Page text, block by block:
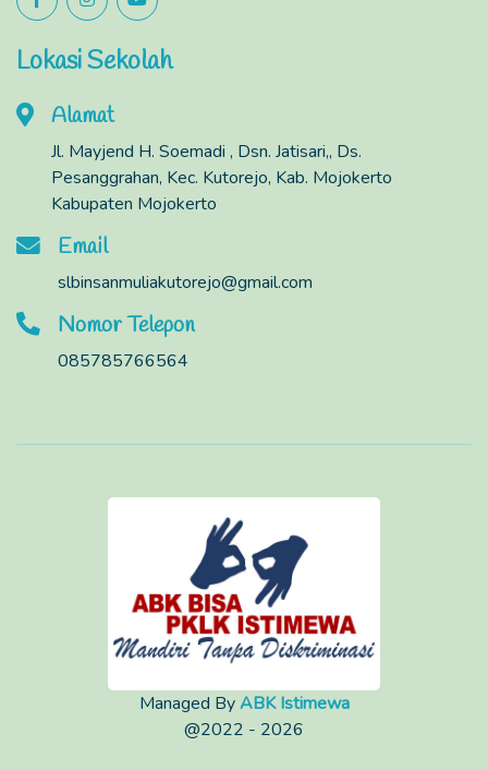
Lokasi Sekolah
Alamat
Jl. Mayjend H. Soemadi , Dsn. Jatisari,, Ds.
Pesanggrahan, Kec. Kutorejo, Kab. Mojokerto
Kabupaten Mojokerto
Email
slbinsanmuliakutorejo@gmail.com
Nomor Telepon
085785766564
Managed ByABK Istimewa
@2022 - 2026